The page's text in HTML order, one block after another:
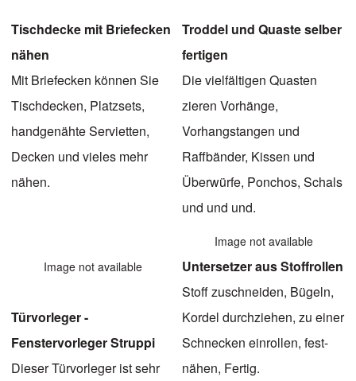
Tischdecke mit Briefecken
nähen
Mit Briefecken können Sie
Tischdecken, Platzsets,
handgenähte Servietten,
Decken und vieles mehr
nähen.
Troddel und Quaste selber
fertigen
Die vielfältigen Quasten
zieren Vorhänge,
Vorhangstangen und
Raffbänder, Kissen und
Überwürfe, Ponchos, Schals
und und und.
Image not available
Türvorleger -
Fenstervorleger Struppi
Dieser Türvorleger ist sehr
Image not available
Untersetzer aus Stoffrollen
Stoff zuschneiden, Bügeln,
Kordel durchziehen, zu einer
Schnecken einrollen, fest-
nähen, Fertig.